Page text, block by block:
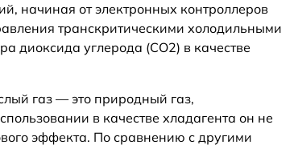
начиная от электронных контроллеров
транскритическими холодильными
диоксида углерода (CO2) в качестве
газ — это природный газ,
в качестве хладагента он не
эффекта. По сравнению с другими